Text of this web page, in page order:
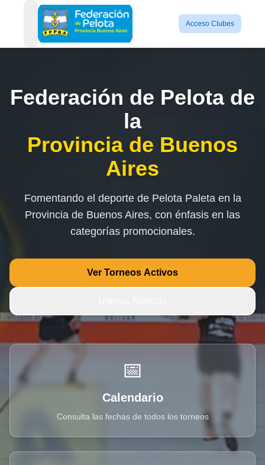
open navigation menu
Acceso Clubes
Federación de Pelota de
la
Provincia de Buenos
Aires
Fomentando el deporte de Pelota Paleta en la
Provincia de Buenos Aires, con énfasis en las
categorías promocionales.
Ver Torneos Activos
📅
Calendario
Consulta las fechas de todos los torneos